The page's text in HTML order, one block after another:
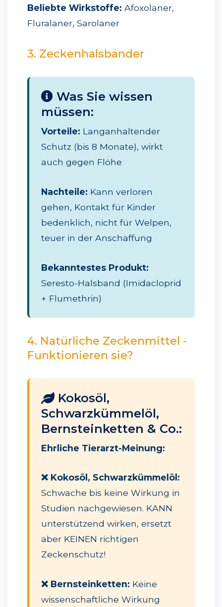
Beliebte Wirkstoffe: Afoxolaner,
Fluralaner, Sarolaner
3. Zeckenhalsbänder
Was Sie wissen
müssen:
Vorteile: Langanhaltender
Schutz (bis 8 Monate), wirkt
auch gegen Flöhe
Nachteile: Kann verloren
gehen, Kontakt für Kinder
bedenklich, nicht für Welpen,
teuer in der Anschaffung
Bekanntestes Produkt:
Seresto-Halsband (Imidacloprid
+ Flumethrin)
4. Natürliche Zeckenmittel -
Funktionieren sie?
Kokosöl,
Schwarzkümmelöl,
Bernsteinketten & Co.:
Ehrliche Tierarzt-Meinung:
❌ Kokosöl, Schwarzkümmelöl:
Schwache bis keine Wirkung in
Studien nachgewiesen. KANN
unterstützend wirken, ersetzt
aber KEINEN richtigen
Zeckenschutz!
❌ Bernsteinketten: Keine
wissenschaftliche Wirkung